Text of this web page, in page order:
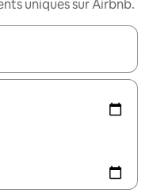
uniques sur Airbnb.
les en utilisant